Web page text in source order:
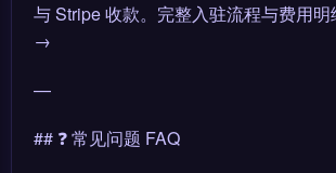
与 Stripe 收款。完整入驻流程与费用
→
—
## ❓ 常见问题 FAQ